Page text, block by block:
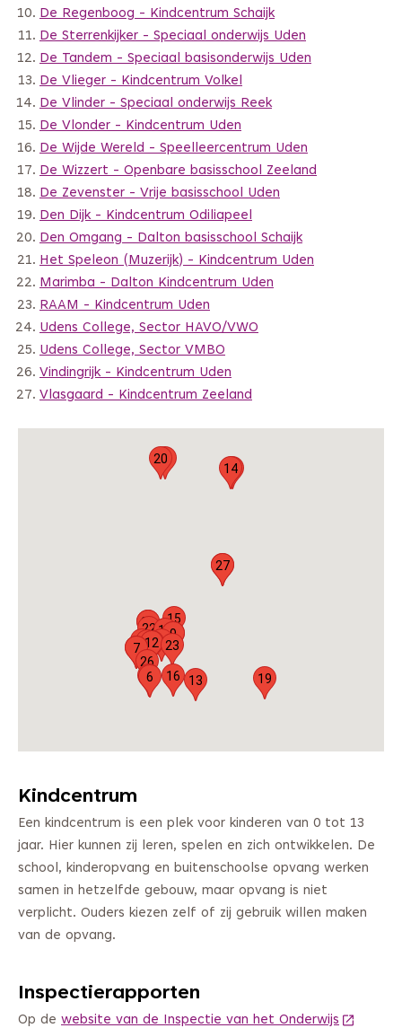
De Regenboog - Kindcentrum Schaijk
De Sterrenkijker - Speciaal onderwijs Uden
De Tandem - Speciaal basisonderwijs Uden
De Vlieger - Kindcentrum Volkel
De Vlinder - Speciaal onderwijs Reek
De Vlonder - Kindcentrum Uden
De Wijde Wereld - Speelleercentrum Uden
De Wizzert - Openbare basisschool Zeeland
De Zevenster - Vrije basisschool Uden
Den Dijk - Kindcentrum Odiliapeel
Den Omgang - Dalton basisschool Schaijk
Het Speleon (Muzerijk) - Kindcentrum Uden
Marimba - Dalton Kindcentrum Uden
RAAM - Kindcentrum Uden
Udens College, Sector HAVO/VWO
Udens College, Sector VMBO
Vindingrijk - Kindcentrum Uden
Vlasgaard - Kindcentrum Zeeland
1
2
3
4
5
6
7
8
9
10
11
12
13
14
15
16
17
18
19
20
21
22
23
24
25
26
27
Kindcentrum
Een kindcentrum is een plek voor kinderen van 0 tot 13
jaar. Hier kunnen zij leren, spelen en zich ontwikkelen. De
school, kinderopvang en buitenschoolse opvang werken
samen in hetzelfde gebouw, maar opvang is niet
verplicht. Ouders kiezen zelf of zij gebruik willen maken
van de opvang.
Inspectierapporten
Op de website van de Inspectie van het Onderwijs (Deze